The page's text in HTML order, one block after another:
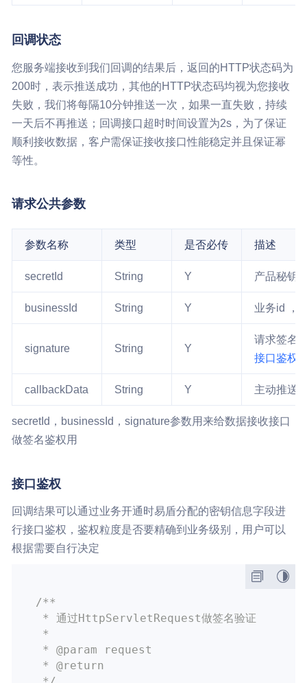
回调状态
您服务端接收到我们回调的结果后，返回的HTTP状态码为
200时，表示推送成功，其他的HTTP状态码均视为您接收
失败，我们将每隔10分钟推送一次，如果一直失败，持续
一天后不再推送；回调接口超时时间设置为2s，为了保证
顺利接收数据，客户需保证接收接口性能稳定并且保证幂
等性。
请求公共参数
参数名称 类型 是否必传 描述
secretId String Y 产品秘钥
businessId String Y 业务id ，
signature String Y
请求签名
接口鉴权
callbackData String Y 主动推送
secretId，businessId，signature参数用来给数据接收接口
做签名鉴权用
接口鉴权
回调结果可以通过业务开通时易盾分配的密钥信息字段进
行接口鉴权，鉴权粒度是否要精确到业务级别，用户可以
根据需要自行决定
/**
* 通过HttpServletRequest做签名验证
*
* @param request
* @return